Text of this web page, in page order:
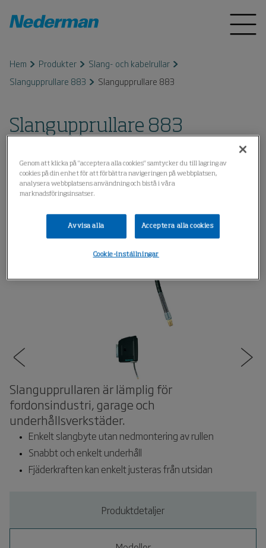
Hem Produkter
Slang- och kabelrullar
Slangupprullare 883
Slangupprullare 883
Slangupprullare 883
Slangupprullaren är lämplig för
fordonsindustri, garage och
underhållsverkstäder.
Enkelt slangbyte utan nedmontering av rullen
Snabbt och enkelt underhåll
Fjäderkraften kan enkelt justeras från utsidan
Produktdetaljer
Genom att klicka på "acceptera alla cookies" samtycker du till lagring av
cookies på din enhet för att förbättra navigeringen på webbplatsen,
analysera webbplatsens användning och bistå i våra
marknadsföringsinsatser.
Avvisa alla Acceptera alla cookies
Cookie-inställningar